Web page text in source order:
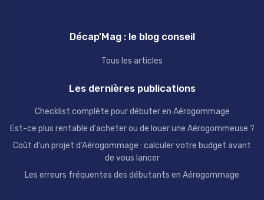
Décap'Mag : le blog conseil
Tous les articles
Les dernières publications
Checklist complète pour débuter en Aérogommage
Est-ce plus rentable d'acheter ou de louer une Aérogommeuse ?
Coût d'un projet d'Aérogommage : calculer votre budget avant
de vous lancer
Les erreurs fréquentes des débutants en Aérogommage